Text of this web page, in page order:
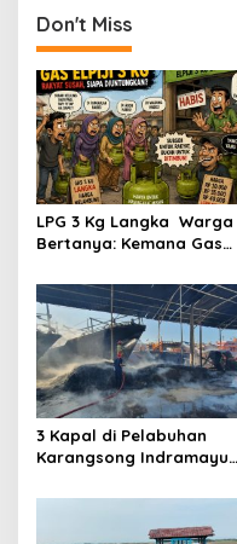
n
a
v
i
g
a
t
i
o
n
Don't Miss
LPG 3 Kg Langka Warga
Bertanya: Kemana Gas
3 Kapal di Pelabuhan
Karangsong Indramayu
Kerugian Diperkirakan
Capai Miliaran Rupiah